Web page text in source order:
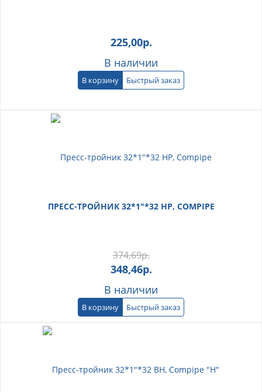
225,00р.
В наличии
В корзину Быстрый заказ
ПРЕСС-ТРОЙНИК 32*1"*32 НР, COMPIPE
374,69р.
348,46р.
В наличии
В корзину Быстрый заказ